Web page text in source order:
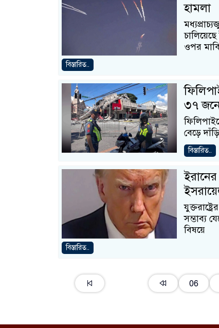
হামলা
ওপর
বিস্তারিত..
৩৭
বেড়ে
বিস্তারিত..
সম্ভাব্য
বিষয়ে
বিস্তারিত..
06